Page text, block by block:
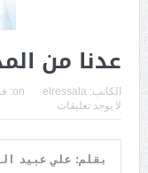
عدنا من
الكاتب: elressala
on:
لا يوجد تعليقات
بقلم: علي عبيد